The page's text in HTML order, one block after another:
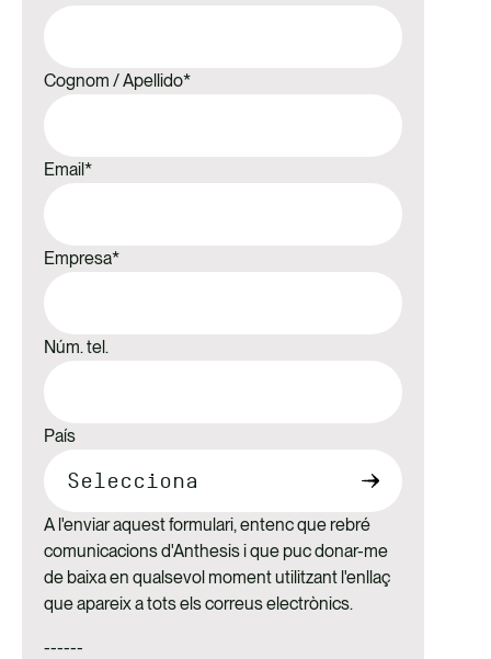
Cognom / Apellido*
Email*
Empresa*
Núm. tel.
País
A l'enviar aquest formulari, entenc que rebré
comunicacions d'Anthesis i que puc donar-me
de baixa en qualsevol moment utilitzant l'enllaç
que apareix a tots els correus electrònics.
------